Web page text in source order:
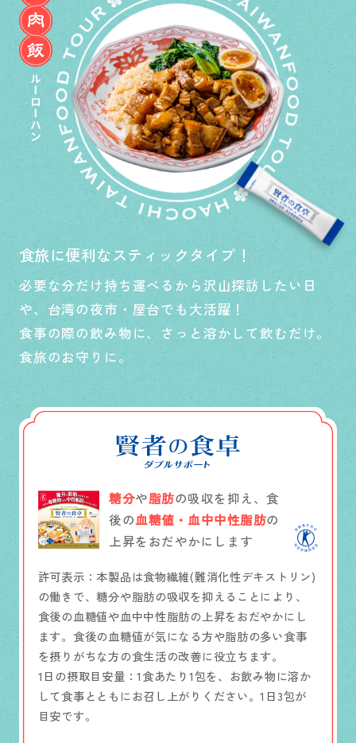
食旅に便利なスティックタイプ！
必要な分だけ持ち運べるから沢山探訪したい日
や、台湾の夜市・屋台でも大活躍！
食事の際の飲み物に、さっと溶かして飲むだけ。
食旅のお守りに。
糖分や脂肪の吸収を抑え、食
後の血糖値・血中中性脂肪の
上昇をおだやかにします
許可表示：本製品は食物繊維(難消化性デキストリン)
の働きで、糖分や脂肪の吸収を抑えることにより、
食後の血糖値や血中中性脂肪の上昇をおだやかにし
ます。食後の血糖値が気になる方や脂肪の多い食事
を摂りがちな方の食生活の改善に役立ちます。
1日の摂取目安量：1食あたり1包を、お飲み物に溶か
して食事とともにお召し上がりください。1日3包が
目安です。